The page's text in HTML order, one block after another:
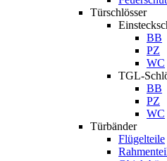
Türschlösser
BB
PZ
WC
TGL-
BB
PZ
WC
Türbänder
Flügelteile